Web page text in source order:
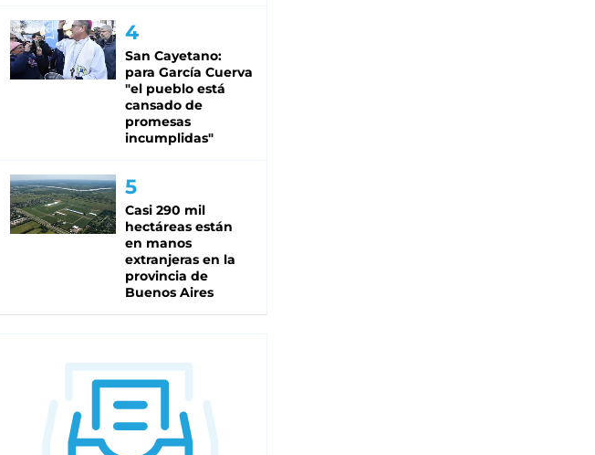
San Cayetano:
para García Cuerva
"el pueblo está
cansado de
promesas
incumplidas"
Casi 290 mil
hectáreas están
en manos
extranjeras en la
provincia de
Buenos Aires